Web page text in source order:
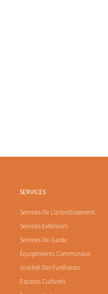
SERVICES
Services De L’arrondissement
Services Extérieurs
Services De Garde
Équipements Communaux
Guichet Des Funéraires
Espaces Culturels